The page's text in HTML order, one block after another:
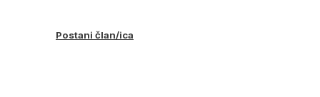
Postani član/ica